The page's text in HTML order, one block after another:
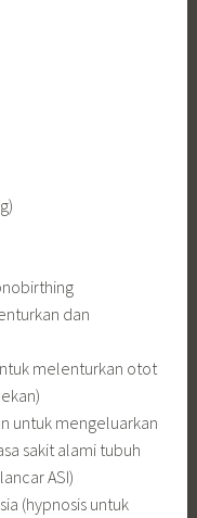
dan
melenturkan otot
untuk mengeluarkan
sakit alami tubuh
ASI)
(hypnosis untuk